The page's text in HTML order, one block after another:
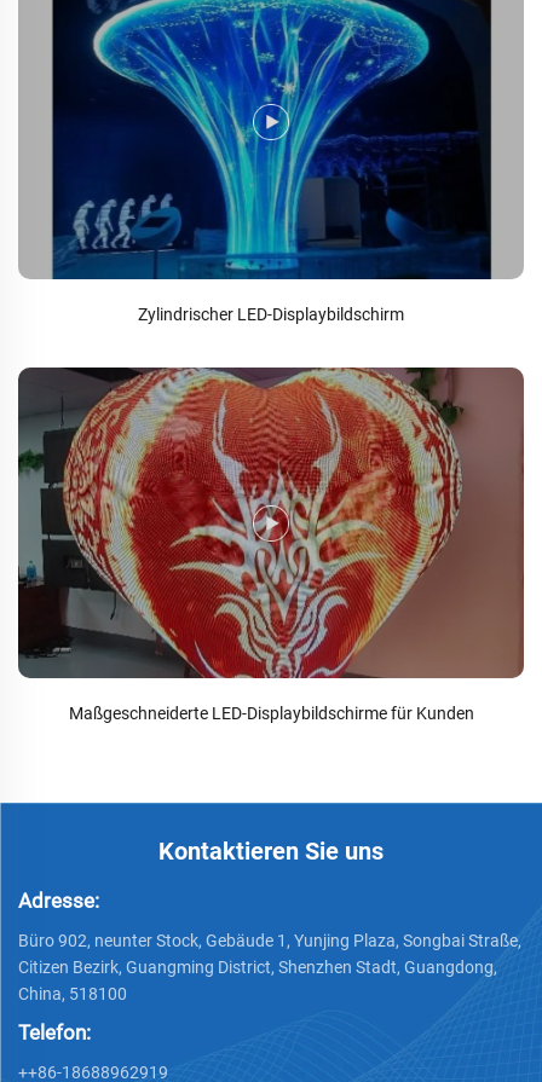
Zylindrischer LED-Displaybildschirm
Maßgeschneiderte LED-Displaybildschirme für Kunden
Kontaktieren Sie uns
Adresse:
Büro 902, neunter Stock, Gebäude 1, Yunjing Plaza, Songbai Straße,
Citizen Bezirk, Guangming District, Shenzhen Stadt, Guangdong,
China, 518100
Telefon:
++86-18688962919